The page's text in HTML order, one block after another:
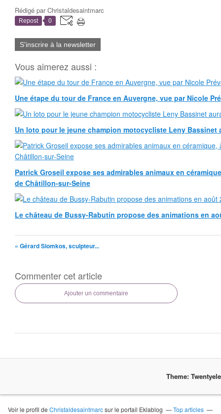
Rédigé parChristaldesaintmarc
Repost 0
S'inscrire à la newsletter
Vous aimerez aussi :
Une étape du tour de France en Auvergne, vue par Nicole
Un loto pour le jeune champion motocycliste Leny Bassinet
Patrick Groseil expose ses admirables animaux en
de Châtillon-sur-Seine
Le château de Bussy-Rabutin propose des animations en
« Gérard Siomkos, sculpteur...
Commenter cet article
Ajouter un commentaire
Theme:
Voir le profil deChristaldesaintmarcsur le portail Eklablog
Top articles